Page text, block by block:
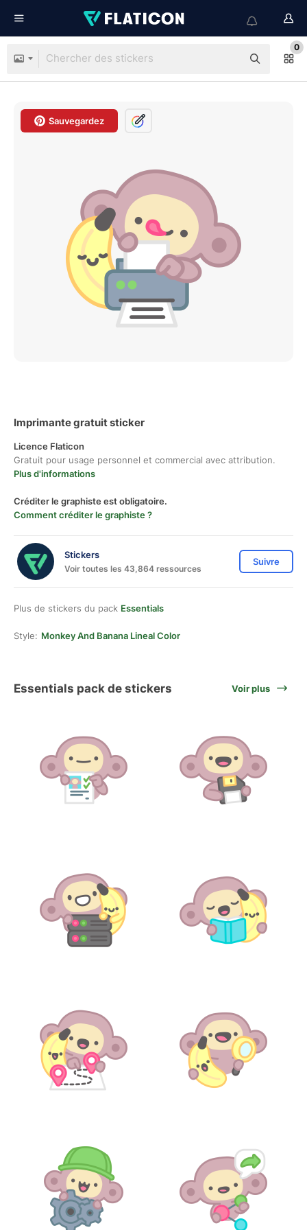
0
Sauvegardez
Imprimante gratuit sticker
Licence Flaticon
Gratuit pour usage personnel et commercial avec attribution.
Plus d'informations
Créditer le graphiste est obligatoire.
Comment créditer le graphiste ?
Stickers
Voir toutes les 43,864 ressources
Suivre
Plus de stickers du pack Essentials
Style: Monkey And Banana Lineal Color
Essentials pack de stickers Voir plus